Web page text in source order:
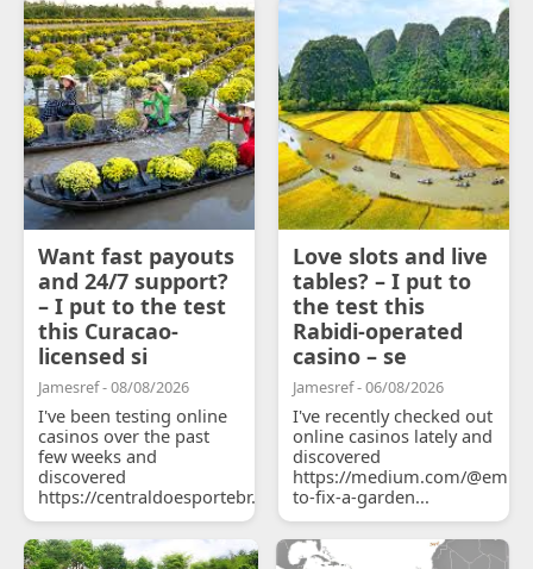
Want fast payouts
and 24/7 support?
– I put to the test
this Curacao-
licensed si
Jamesref - 08/08/2026
I've been testing online
casinos over the past
few weeks and
discovered
https://centraldoesportebr.substack.com/p/cucure...
Love slots and live
tables? – I put to
the test this
Rabidi-operated
casino – se
Jamesref - 06/08/2026
I've recently checked out
online casinos lately and
discovered
https://medium.com/
to-fix-a-garden...